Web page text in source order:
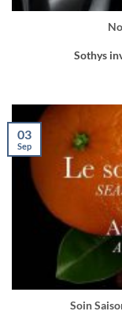
Sothys
Soin
03
Sep